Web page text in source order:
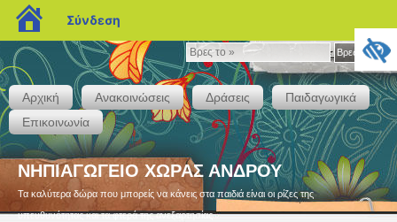
Βρες
το
»
Βρες το »
Αρχική Ανακοινώσεις Δράσεις
Παιδαγωγικά
Επικοινωνία
ΝΗΠΙΑΓΩΓΕΙΟ ΧΩΡΑΣ ΑΝΔΡΟΥ
Τα καλύτερα δώρα που μπορείς να κάνεις στα παιδιά είναι οι ρίζες της
υπευθυνότητας και τα φτερά της ανεξαρτησίας
blogs.sch.gr
Σύνδεση